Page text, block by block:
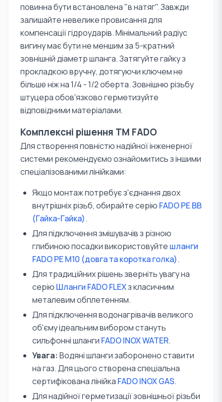
повинна бути встановлена "в натяг". Завжди
залишайте невелике провисання для
компенсації гідроударів. Мінімальний радіус
вигину має бути не меншим за 5-кратний
зовнішній діаметр шланга. Затягуйте гайку з
прокладкою вручну, дотягуючи ключем не
більше ніж на 1/4 - 1/2 оберта. Зовнішню різьбу
штуцера обов'язково герметизуйте
відповідними матеріалами.
Комплексні рішення TM FADO
Для створення повністю надійної інженерної
системи рекомендуємо ознайомитись з іншими
спеціалізованими лінійками:
Якщо монтаж потребує з'єднання двох
внутрішніх різьб, обирайте серію FADO PE ВВ
(Гайка-Гайка).
Для підключення змішувачів з різною
глибиною посадки використовуйте шланги
FADO PE M10 (довга та коротка голка).
Для традиційних рішень зверніть увагу на
серію Шланги FADO FLEXз класичним
металевим обплетенням.
Для підключення водонагрівачів великого
об'єму ідеальним вибором стануть
сильфонні шланги FADO INOX WATER.
Увага: Водяні шланги заборонено ставити
на газ. Для цього створена спеціальна
сертифікована лінійка FADO INOX GAS.
Для надійної герметизації зовнішньої різьби